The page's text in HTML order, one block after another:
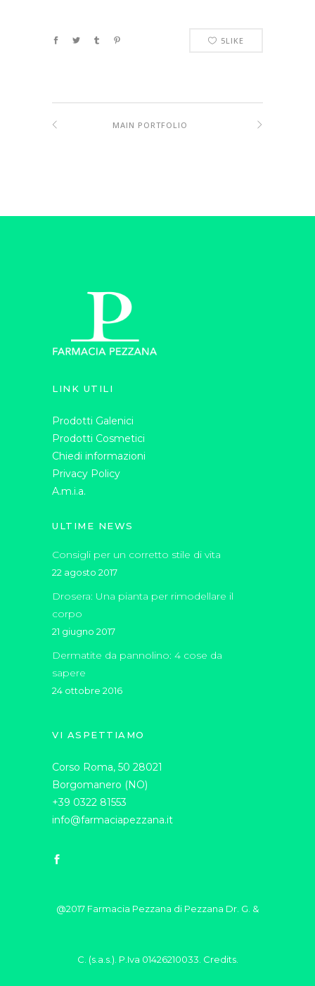
5LIKE
MAIN PORTFOLIO
LINK UTILI
Prodotti Galenici
Prodotti Cosmetici
Chiedi informazioni
Privacy Policy
A.m.i.a.
ULTIME NEWS
Consigli per un corretto stile di vita
22 agosto 2017
Drosera: Una pianta per rimodellare il
corpo
21 giugno 2017
Dermatite da pannolino: 4 cose da
sapere
24 ottobre 2016
VI ASPETTIAMO
Corso Roma, 50 28021
Borgomanero (NO)
+39 0322 81553
info@farmaciapezzana.it
@2017 Farmacia Pezzana di Pezzana Dr. G. &
C. (s.a.s.). P.Iva 01426210033. Credits.